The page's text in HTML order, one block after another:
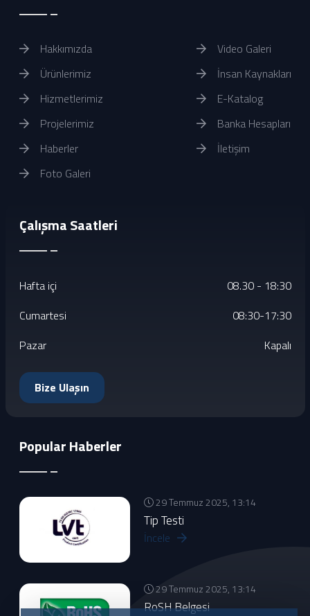
Hakkımızda
Ürünlerimiz
Hizmetlerimiz
Projelerimiz
Haberler
Foto Galeri
Video Galeri
İnsan Kaynakları
E-Katalog
Banka Hesapları
İletişim
Çalışma Saatleri
Hafta içi
08.30 - 18:30
Cumartesi
08:30-17:30
Pazar
Kapalı
Bize Ulaşın
Popular Haberler
29 Temmuz 2025, 13:14
Tip Testi
İncele
29 Temmuz 2025, 13:14
RoSH Belgesi